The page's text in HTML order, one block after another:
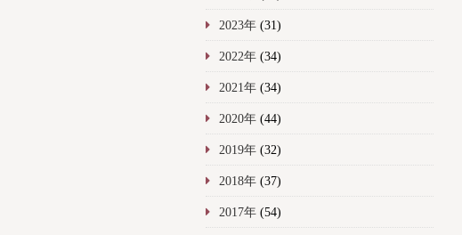
2023年(31)
2022年(34)
2021年(34)
2020年(44)
2019年(32)
2018年(37)
2017年(54)